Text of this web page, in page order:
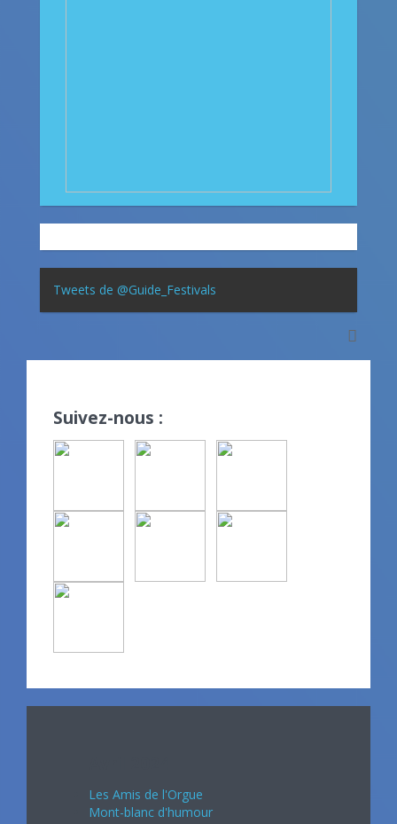
Tweets de @Guide_Festivals
Suivez-nous :
Les Amis de l'Orgue
Mont-blanc d'humour